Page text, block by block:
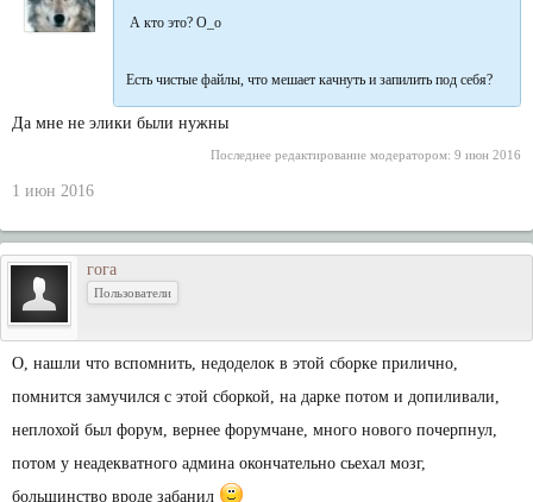
А кто это? О_о
Есть чистые файлы, что мешает качнуть и запилить под себя?
Да мне не элики были нужны
Последнее редактирование модератором: 9 июн 2016
1 июн 2016
гога
Пользователи
О, нашли что вспомнить, недоделок в этой сборке прилично,
помнится замучился с этой сборкой, на дарке потом и допиливали,
неплохой был форум, вернее форумчане, много нового почерпнул,
потом у неадекватного админа окончательно сьехал мозг,
большинство вроде забанил